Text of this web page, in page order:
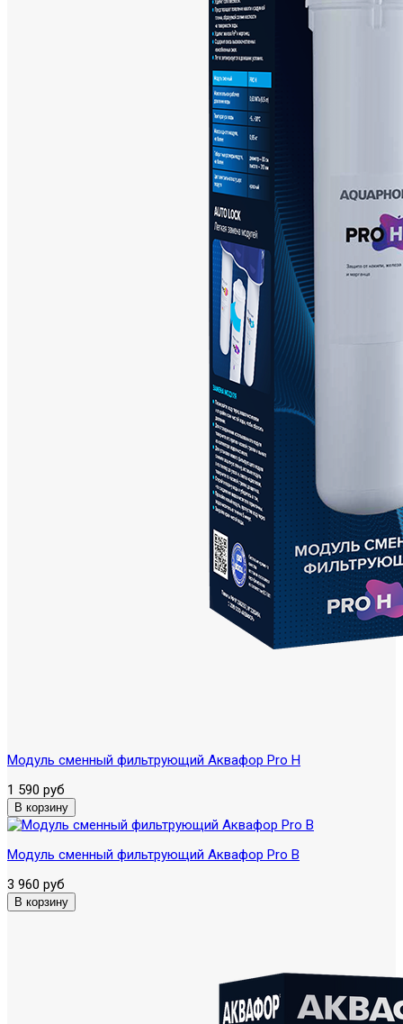
Модуль сменный фильтрующий Аквафор Pro H
1 590 руб
Модуль сменный фильтрующий Аквафор Pro B
3 960 руб